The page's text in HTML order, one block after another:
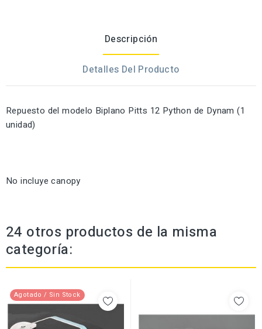
Descripción
Detalles Del Producto
Repuesto del modelo Biplano Pitts 12 Python de Dynam (1
unidad)
No incluye canopy
24 otros productos de la misma
categoría:
Agotado / Sin Stock